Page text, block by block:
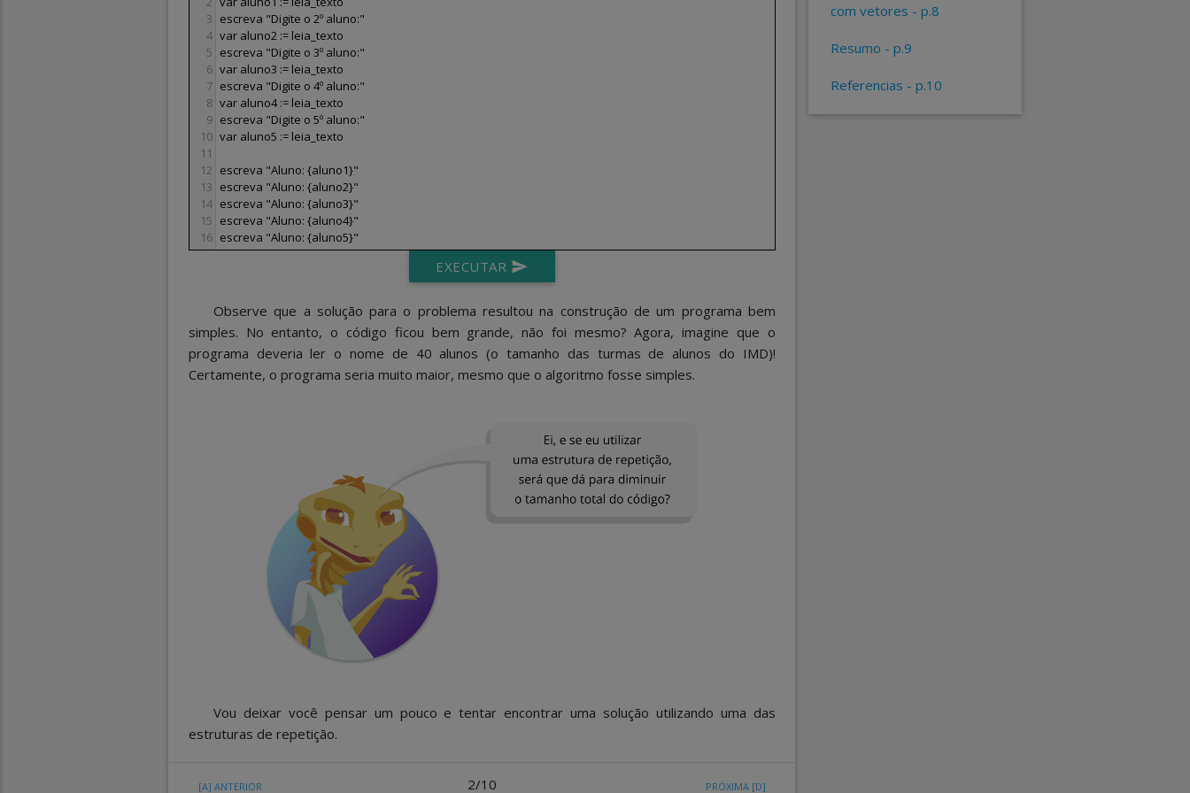
3 escreva "Digite o 2º aluno:"
4 var aluno2 := leia_texto
5 escreva "Digite o 3º aluno:"
6 var aluno3 := leia_texto
7 escreva "Digite o 4º aluno:"
8 var aluno4 := leia_texto
9 escreva "Digite o 5º aluno:"
10 var aluno5 := leia_texto
11
12 escreva "Aluno: {aluno1}"
13 escreva "Aluno: {aluno2}"
14 escreva "Aluno: {aluno3}"
15 escreva "Aluno: {aluno4}"
16 escreva "Aluno: {aluno5}"
EXECUTAR send
Observe que a solução para o problema resultou na construção de um programa bem
simples. No entanto, o código ficou bem grande, não foi mesmo? Agora, imagine que o
programa deveria ler o nome de 40 alunos (o tamanho das turmas de alunos do IMD)!
Certamente, o programa seria muito maior, mesmo que o algoritmo fosse simples.
Vou deixar você pensar um pouco e tentar encontrar uma solução utilizando uma das
estruturas de repetição.
[A] ANTERIOR 2/10 PRÓXIMA [D]
com vetores - p.8
resumo - p.9
referencias - p.10